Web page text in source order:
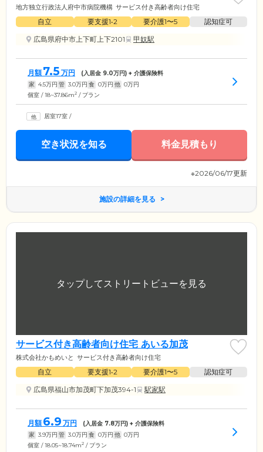
地方独立行政法人府中市病院機構 サービス付き高齢者向け住宅
自立 要支援1•2 要介護1〜5
認知症可
広島県府中市上下町上下2101
甲奴駅
月額 7.5 万円 (入居金 9.0万円) + 介護保険料
家 4.5万円 管 3.0万円 食 0万円 他 0万円
個室 / 18~37.86m2 / プラン
居室17室 /
空き状況を知る 料金見積もり
※2026/06/17更新
施設の詳細を見る
サービス付き高齢者向け住宅 あいる加茂
株式会社かもめいと サービス付き高齢者向け住宅
自立 要支援1•2 要介護1〜5
認知症可
広島県福山市加茂町下加茂394-1
駅家駅
月額 6.9 万円 (入居金 7.8万円) + 介護保険料
家 3.9万円 管 3.0万円 食 0万円 他 0万円
個室 / 18.05~18.74m2 / プラン